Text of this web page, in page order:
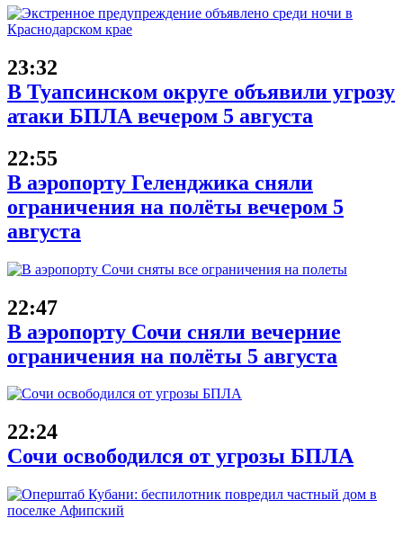
23:32
В Туапсинском округе объявили угрозу
атаки БПЛА вечером 5 августа
22:55
В аэропорту Геленджика сняли
ограничения на полёты вечером 5
августа
22:47
В аэропорту Сочи сняли вечерние
ограничения на полёты 5 августа
22:24
Сочи освободился от угрозы БПЛА